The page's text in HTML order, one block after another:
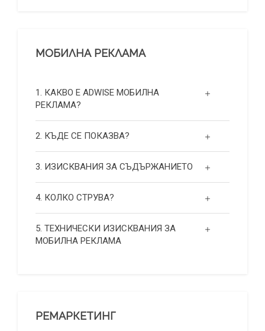
МОБИЛНА РЕКЛАМА
1. КАКВО Е ADWISE МОБИЛНА
РЕКЛАМА?
2. КЪДЕ СЕ ПОКАЗВА?
3. ИЗИСКВАНИЯ ЗА СЪДЪРЖАНИЕТО
4. КОЛКО СТРУВА?
5. ТЕХНИЧЕСКИ ИЗИСКВАНИЯ ЗА
МОБИЛНА РЕКЛАМА
РЕМАРКЕТИНГ